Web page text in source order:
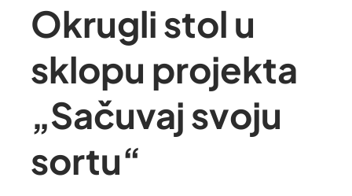
Okrugli stol u
sklopu projekta
„Sačuvaj svoju
sortu“